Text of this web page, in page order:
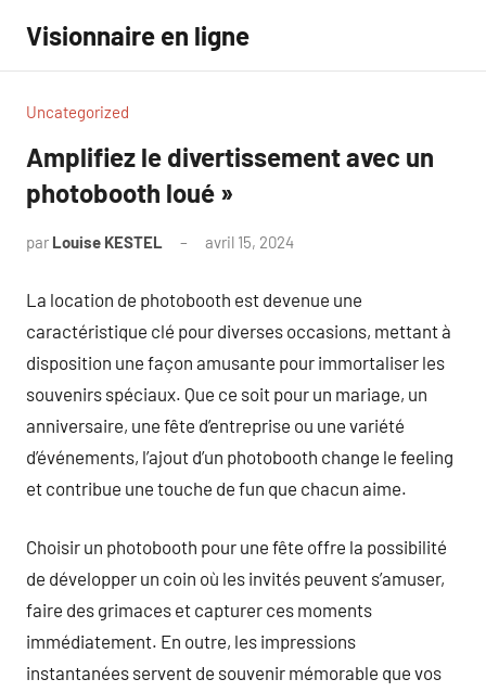
contenu
Visionnaire en ligne
Uncategorized
Amplifiez le divertissement avec un
photobooth loué »
par Louise KESTEL avril 15, 2024
La location de photobooth est devenue une
caractéristique clé pour diverses occasions, mettant à
disposition une façon amusante pour immortaliser les
souvenirs spéciaux. Que ce soit pour un mariage, un
anniversaire, une fête d’entreprise ou une variété
d’événements, l’ajout d’un photobooth change le feeling
et contribue une touche de fun que chacun aime.
Choisir un photobooth pour une fête offre la possibilité
de développer un coin où les invités peuvent s’amuser,
faire des grimaces et capturer ces moments
immédiatement. En outre, les impressions
instantanées servent de souvenir mémorable que vos